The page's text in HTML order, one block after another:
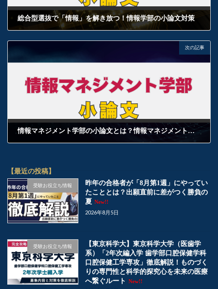
総合型選抜で「情報」を解き放つ！情報学部の小論文対策
次の記事
情報マネジメント学部の小論文とは？情報マネジメント学部の小論文対策
【最近の投稿】
受験お役立ち情報
昨年の合格者が「8月第1週」にやってい
たこととは？出願直前に差がつく勝負の
夏 New!!
2026年8月5日
受験お役立ち情報
【東京科学大】東京科学大学（医歯学
系）「2年次編入学 歯学部口腔保健学科
口腔保健工学専攻」徹底解説！ものづく
りの専門性と科学的探究心を未来の医療
へ繋ぐルート New!!